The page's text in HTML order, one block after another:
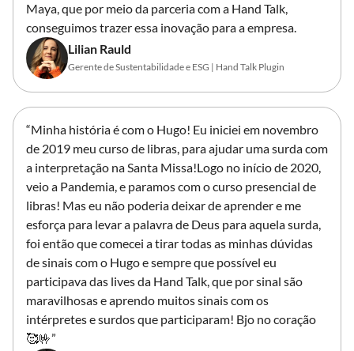
Maya, que por meio da parceria com a Hand Talk,
conseguimos trazer essa inovação para a empresa.
Lilian Rauld
Gerente de Sustentabilidade e ESG | Hand Talk Plugin
“Minha história é com o Hugo! Eu iniciei em novembro
de 2019 meu curso de libras, para ajudar uma surda com
a interpretação na Santa Missa!Logo no início de 2020,
veio a Pandemia, e paramos com o curso presencial de
libras! Mas eu não poderia deixar de aprender e me
esforça para levar a palavra de Deus para aquela surda,
foi então que comecei a tirar todas as minhas dúvidas
de sinais com o Hugo e sempre que possível eu
participava das lives da Hand Talk, que por sinal são
maravilhosas e aprendo muitos sinais com os
intérpretes e surdos que participaram! Bjo no coração
🥰🤟”